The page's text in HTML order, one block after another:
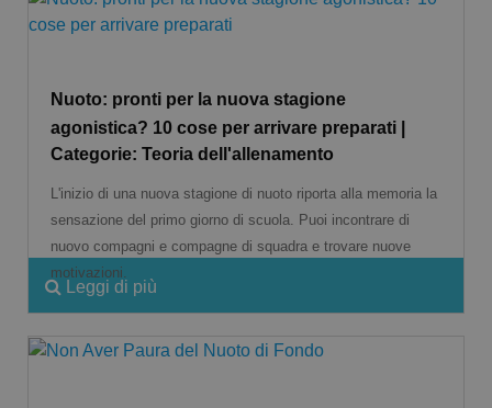
Nuoto: pronti per la nuova stagione
agonistica? 10 cose per arrivare preparati |
Categorie: Teoria dell'allenamento
L'inizio di una nuova stagione di nuoto riporta alla memoria la
sensazione del primo giorno di scuola. Puoi incontrare di
nuovo compagni e compagne di squadra e trovare nuove
motivazioni.
Leggi di più